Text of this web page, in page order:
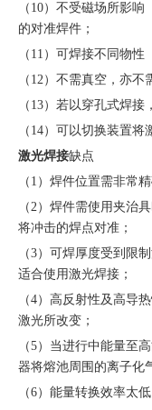
（10）不受磁场所影
的对准焊件；
（11）可焊接不同物性
（12）不需真空，亦不
（13）若以穿孔式焊接
（14）可以切换装置将
激光焊接缺点
（1）焊件位置需非常
（2）焊件需使用夹治
将冲击的焊点对准；
（3）可焊厚度受到限
适合使用激光焊接；
（4）高反射性及高导
激光所改变；
（5）当进行中能量至
器将熔池周围的离子化
（6）能量转换效率太